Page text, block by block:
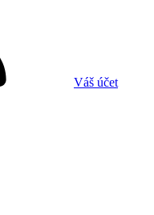
Váš účet